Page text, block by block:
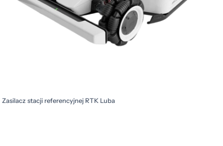
Zasilacz stacji referencyjnej RTK Luba